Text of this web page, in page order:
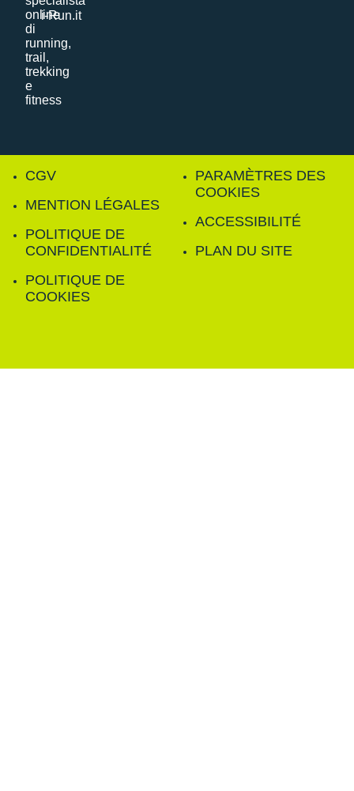
i-Run.it
CGV
MENTION LÉGALES
POLITIQUE DE
CONFIDENTIALITÉ
POLITIQUE DE
COOKIES
PARAMÈTRES DES
COOKIES
ACCESSIBILITÉ
PLAN DU SITE